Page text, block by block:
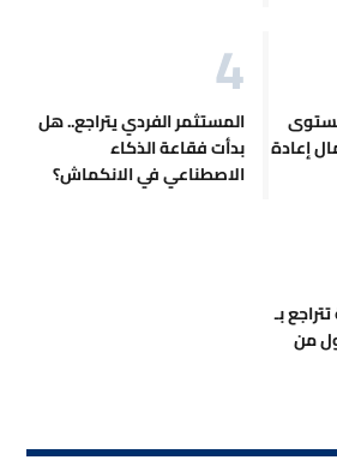
إعادة
المستثمر الفردي يتراجع.. هل
بدأت فقاعة الذكاء
الاصطناعي في الانكماش؟
بـ
من